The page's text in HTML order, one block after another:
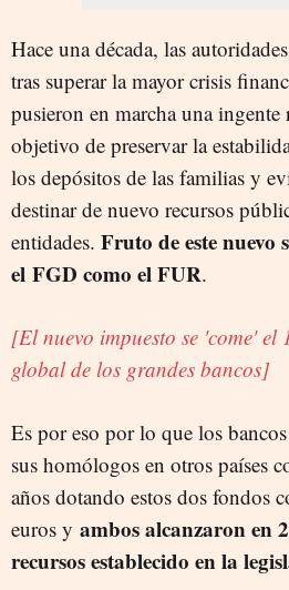
Hace una década, las
tras superar la mayor crisis
pusieron en marcha una
objetivo de preservar la
los depósitos de las familias y
destinar de nuevo recursos
entidades. Fruto de este nuevo
el FGD como el FUR.
[El nuevo impuesto se 'come' el
global de los grandes bancos]
Es por eso por lo que los
sus homólogos en otros países
años dotando estos dos fondos
euros y ambos alcanzaron en
recursos establecido en la